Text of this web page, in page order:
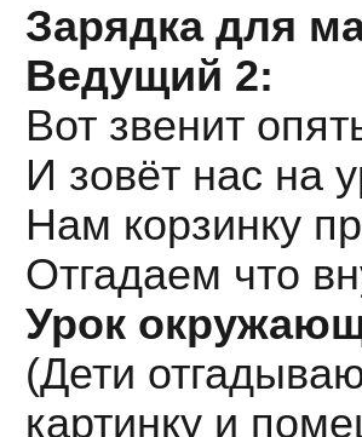
Зарядка для
Ведущий 2:
Вот звенит
И зовёт нас на
Нам корзинку
Отгадаем что
Урок
(Дети
картинку и